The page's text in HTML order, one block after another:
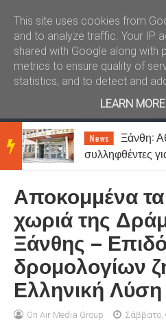
Καλώς ήλθατε
BRE
AKIN
NEW
News
Ξάνθη:
συλληφθέντες
Αποκομμένα
χωριά της
Ξάνθης –
δρομολογίων
Ελληνική Λύση
On Air Media Group
Σάββατο,
This site uses cookies from
and to analyze traffic. Your IP
shared with Google along with
metrics to ensure quality of
statistics, and to detect and
LEARN MORE